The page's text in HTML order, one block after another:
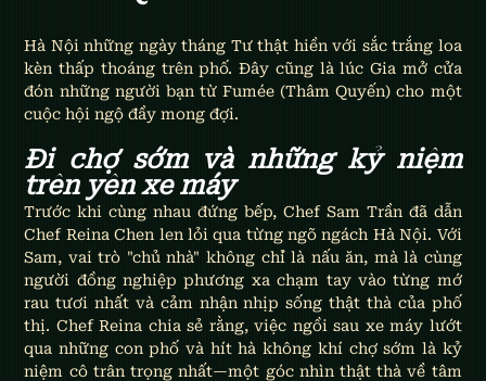
Hà Nội những ngày tháng Tư thật hiền với sắc trắng loa
kèn thấp thoáng trên phố. Đây cũng là lúc Gia mở cửa
đón những người bạn từ Fumée (Thâm Quyến) cho một
cuộc hội ngộ đầy mong đợi.
Đi chợ sớm và những kỷ niệm
trên yên xe máy
Trước khi cùng nhau đứng bếp, Chef Sam Trần đã dẫn
Chef Reina Chen len lỏi qua từng ngõ ngách Hà Nội. Với
Sam, vai trò "chủ nhà" không chỉ là nấu ăn, mà là cùng
người đồng nghiệp phương xa chạm tay vào từng mớ
rau tươi nhất và cảm nhận nhịp sống thật thà của phố
thị. Chef Reina chia sẻ rằng, việc ngồi sau xe máy lướt
qua những con phố và hít hà không khí chợ sớm là kỷ
niệm cô trân trọng nhất—một góc nhìn thật thà về tâm